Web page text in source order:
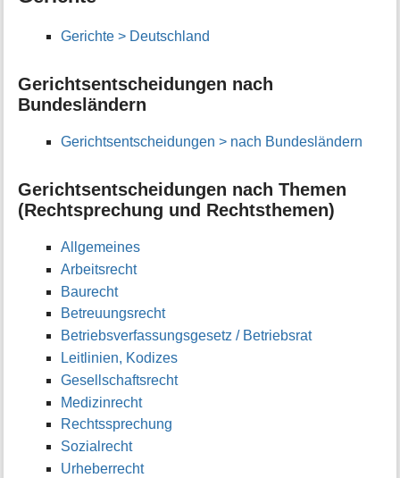
n
z
u
i
t
e
Gerichte > Deutschland
Gerichtsentscheidungen nach
Bundesländern
Gerichtsentscheidungen > nach Bundesländern
Gerichtsentscheidungen nach Themen
(Rechtsprechung und Rechtsthemen)
Allgemeines
Arbeitsrecht
Baurecht
Betreuungsrecht
Betriebsverfassungsgesetz / Betriebsrat
Leitlinien, Kodizes
Gesellschaftsrecht
Medizinrecht
Rechtssprechung
Sozialrecht
Urheberrecht